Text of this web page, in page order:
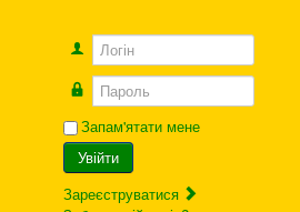
Логін
Пароль
Запам'ятати мене
Увійти
Зареєструватися